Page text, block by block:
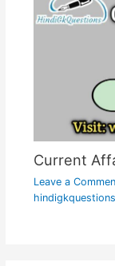
Current
Leave a
hindigkquestions